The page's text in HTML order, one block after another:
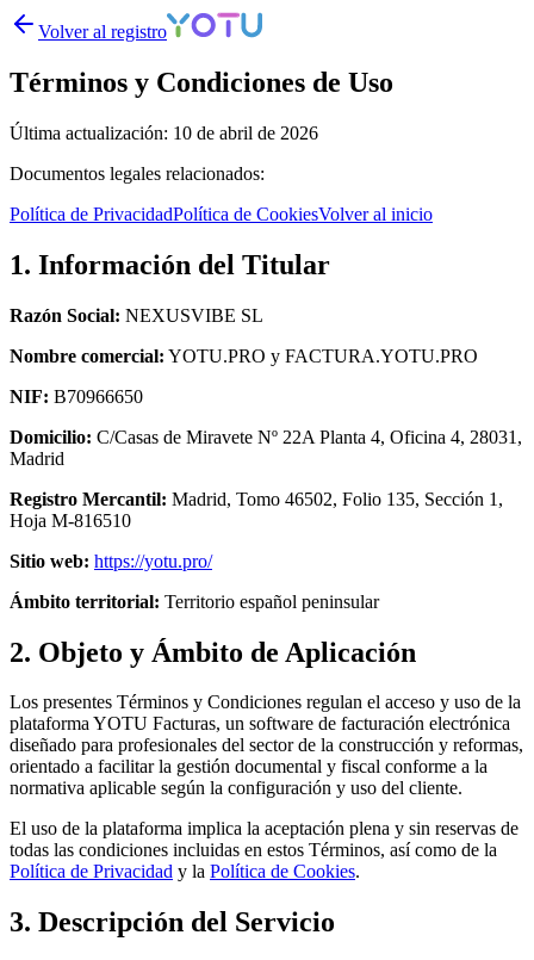
Volver al registro
Términos y Condiciones de Uso
Última actualización: 10 de abril de 2026
Documentos legales relacionados:
Política de PrivacidadPolítica de CookiesVolver al inicio
1. Información del Titular
Razón Social: NEXUSVIBE SL
Nombre comercial: YOTU.PRO y FACTURA.YOTU.PRO
NIF: B70966650
Domicilio: C/Casas de Miravete Nº 22A Planta 4, Oficina 4, 28031,
Madrid
Registro Mercantil: Madrid, Tomo 46502, Folio 135, Sección 1,
Hoja M-816510
Sitio web: https://yotu.pro/
Ámbito territorial: Territorio español peninsular
2. Objeto y Ámbito de Aplicación
Los presentes Términos y Condiciones regulan el acceso y uso de la
plataforma YOTU Facturas, un software de facturación electrónica
diseñado para profesionales del sector de la construcción y reformas,
orientado a facilitar la gestión documental y fiscal conforme a la
normativa aplicable según la configuración y uso del cliente.
El uso de la plataforma implica la aceptación plena y sin reservas de
todas las condiciones incluidas en estos Términos, así como de la
Política de Privacidad y la Política de Cookies.
3. Descripción del Servicio